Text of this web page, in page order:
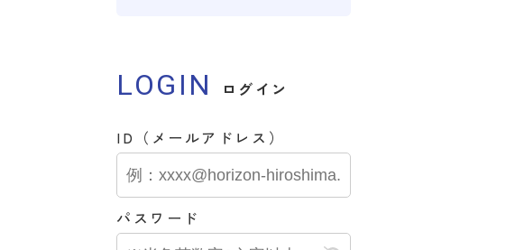
LOGIN ログイン
ID（メールアドレス）
パスワード